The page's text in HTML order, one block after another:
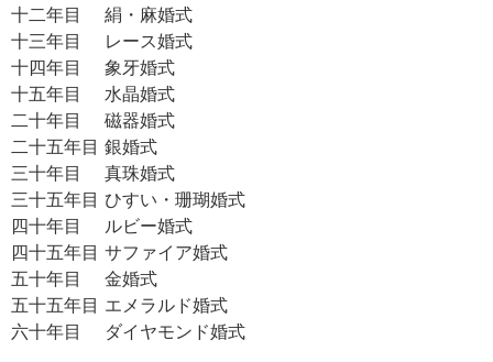
十二年目 絹・麻婚式
十三年目 レース婚式
十四年目 象牙婚式
十五年目 水晶婚式
二十年目 磁器婚式
二十五年目 銀婚式
三十年目 真珠婚式
三十五年目 ひすい・珊瑚婚式
四十年目 ルビー婚式
四十五年目 サファイア婚式
五十年目 金婚式
五十五年目 エメラルド婚式
六十年目 ダイヤモンド婚式